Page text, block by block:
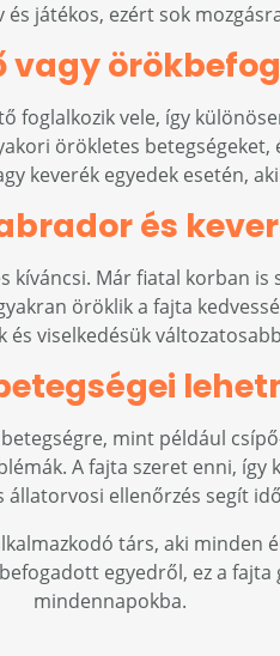
játékos, ezért sok
vagy
foglalkozik vele, így
örökletes
keverék egyedek esetén,
és
Már fiatal korban is
öröklik a fajta
és viselkedésük
mint például
A fajta szeret enni,
állatorvosi ellenőrzés segít
társ, aki minden
egyedről, ez a
mindennapokba.